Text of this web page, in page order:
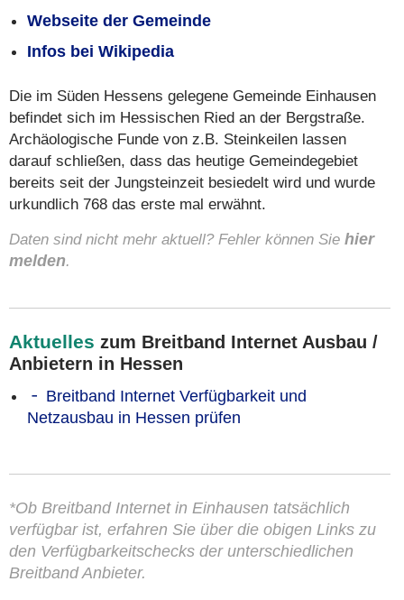
Webseite der Gemeinde
Infos bei Wikipedia
Die im Süden Hessens gelegene Gemeinde Einhausen
befindet sich im Hessischen Ried an der Bergstraße.
Archäologische Funde von z.B. Steinkeilen lassen
darauf schließen, dass das heutige Gemeindegebiet
bereits seit der Jungsteinzeit besiedelt wird und wurde
urkundlich 768 das erste mal erwähnt.
Daten sind nicht mehr aktuell? Fehler können Sie hier
melden.
Aktuelles zum Breitband Internet Ausbau /
Anbietern in Hessen
Breitband Internet Verfügbarkeit und
Netzausbau in Hessen prüfen
*Ob Breitband Internet in Einhausen tatsächlich
verfügbar ist, erfahren Sie über die obigen Links zu
den Verfügbarkeitschecks der unterschiedlichen
Breitband Anbieter.